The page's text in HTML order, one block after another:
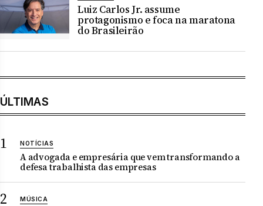
Luiz Carlos Jr. assume
protagonismo e foca na maratona
do Brasileirão
ÚLTIMAS
NOTÍCIAS
A advogada e empresária que vem transformando a
defesa trabalhista das empresas
MÚSICA